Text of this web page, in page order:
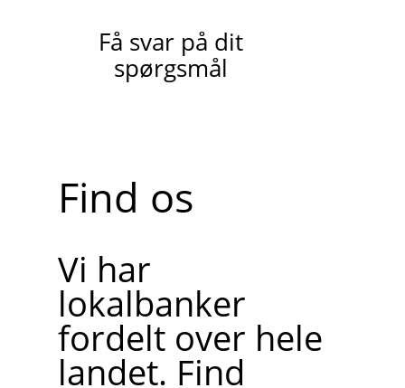
Få svar på dit
spørgsmål
Find os
Vi har
lokalbanker
fordelt over hele
landet. Find